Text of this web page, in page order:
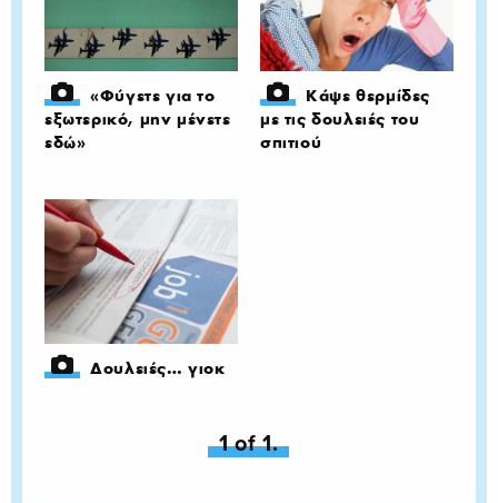
«Φύγετε για το
εξωτερικό, μην μένετε
εδώ»
Κάψε θερμίδες
με τις δουλειές του
σπιτιού
Δουλειές… γιοκ
You're on page
1 of 1.